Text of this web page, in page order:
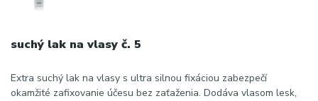
suchý lak na vlasy č. 5
Extra suchý lak na vlasy s ultra silnou fixáciou zabezpečí
okamžité zafixovanie účesu bez zaťaženia. Dodáva vlasom lesk,